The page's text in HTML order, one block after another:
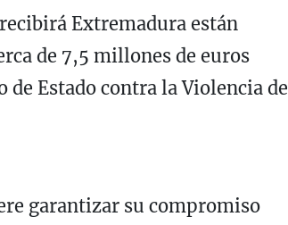
Extremadura están
de 7,5 millones de euros
de Estado contra la Violencia de
garantizar su compromiso